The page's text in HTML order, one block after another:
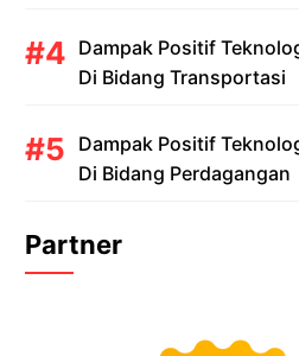
Dampak Positif
Di Bidang Transportasi
Dampak Positif
Di Bidang Perdagangan
Partner